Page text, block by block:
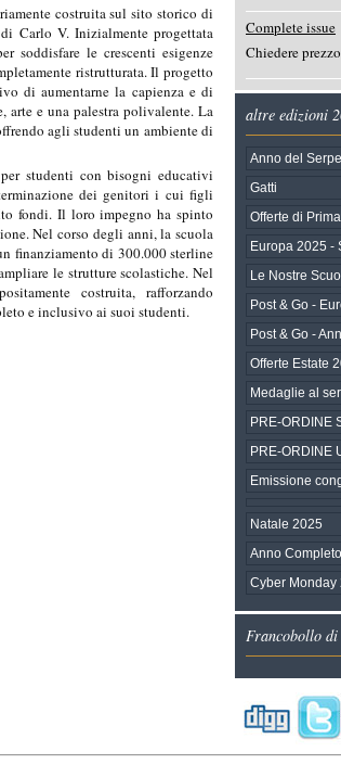
costruita sul sito storico di
Carlo V. Inizialmente progettata
soddisfare le crescenti esigenze
ristrutturata. Il progetto
di aumentarne la capienza e di
arte e una palestra polivalente. La
agli studenti un ambiente di
studenti con bisogni educativi
dei genitori i cui figli
fondi. Il loro impegno ha spinto
Nel corso degli anni, la scuola
finanziamento di 300.000 sterline
le strutture scolastiche. Nel
costruita, rafforzando
e inclusivo ai suoi studenti.
Complete issue
Chiedere prezzo
altre edizioni
Anno del
Gatti
Offerte di
Europa 2025 -
Le Nostre
Post & Go -
Post & Go -
Offerte Estate
Medaglie al
PRE-ORDINE
PRE-ORDINE
Emissione
Natale 2025
Anno
Cyber Monday
Francobollo